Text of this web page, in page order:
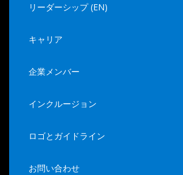
リーダーシップ (EN)
キャリア
企業メンバー
インクルージョン
ロゴとガイドライン
お問い合わせ